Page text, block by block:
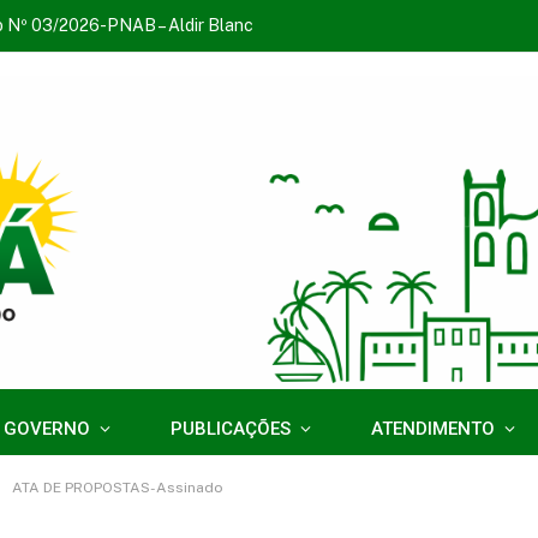
03/2026-PNAB – Aldir Blanc
PUBLICAÇÕES ATENDIMENTO
ATA DE PROPOSTAS-Assinado